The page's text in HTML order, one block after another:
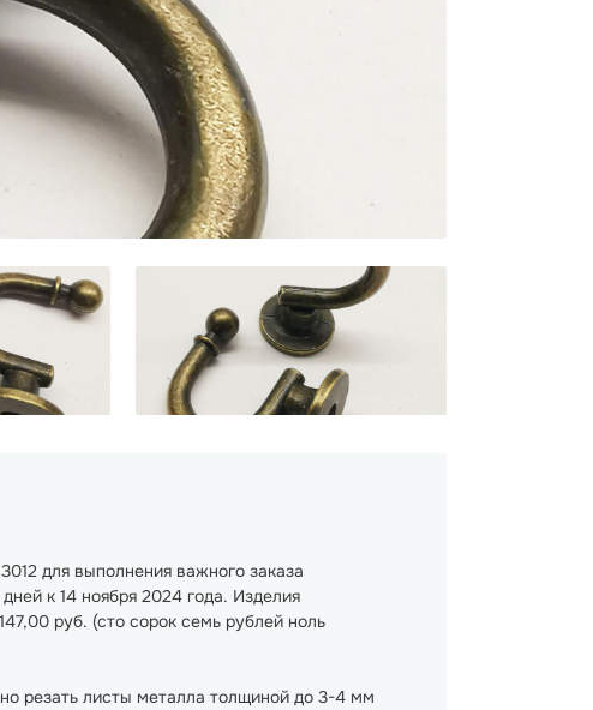
для выполнения важного заказа
к 14 ноября 2024 года. Изделия
руб. (сто сорок семь рублей ноль
резать листы металла толщиной до 3-4 мм